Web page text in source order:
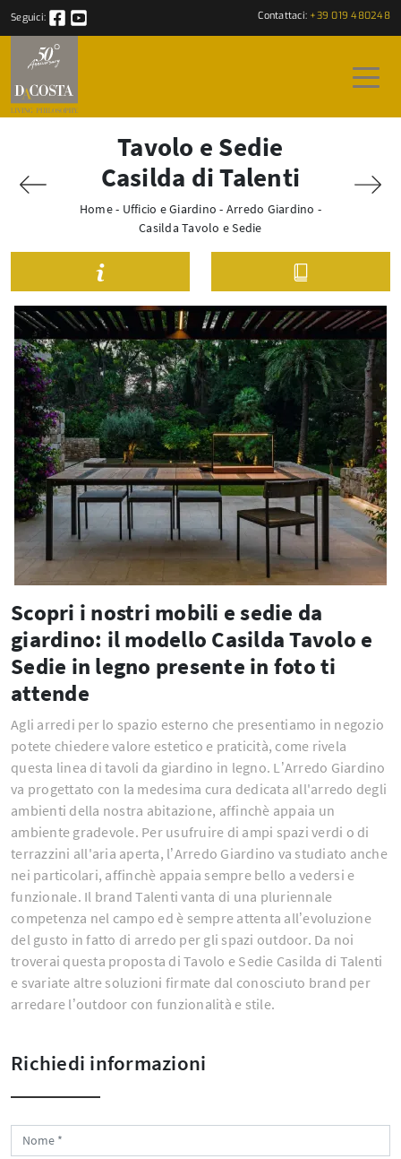
Seguici: Contattaci: +39 019 480248
Tavolo e Sedie
Casilda di Talenti
Home- Ufficio e Giardino - Arredo Giardino -
Casilda Tavolo e Sedie
Scopri i nostri mobili e sedie da
giardino: il modello Casilda Tavolo e
Sedie in legno presente in foto ti
attende
Agli arredi per lo spazio esterno che presentiamo in negozio
potete chiedere valore estetico e praticità, come rivela
questa linea di tavoli da giardino in legno. L’Arredo Giardino
va progettato con la medesima cura dedicata all'arredo degli
ambienti della nostra abitazione, affinchè appaia un
ambiente gradevole. Per usufruire di ampi spazi verdi o di
terrazzini all'aria aperta, l’Arredo Giardino va studiato anche
nei particolari, affinchè appaia sempre bello a vedersi e
funzionale. Il brand Talenti vanta di una pluriennale
competenza nel campo ed è sempre attenta all’evoluzione
del gusto in fatto di arredo per gli spazi outdoor. Da noi
troverai questa proposta di Tavolo e Sedie Casilda di Talenti
e svariate altre soluzioni firmate dal conosciuto brand per
arredare l’outdoor con funzionalità e stile.
Richiedi informazioni